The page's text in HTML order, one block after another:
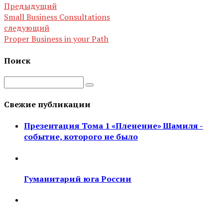
Предыдущий
Small Business Consultations
следующий
Proper Business in your Path
Поиск
Свежие публикации
Презентация Тома 1 «Пленение» Шамиля -
событие, которого не было
Гуманитарий юга России